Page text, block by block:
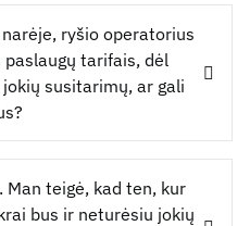
ryšio operatorius
tarifais, dėl
susitarimų, ar gali
teigė, kad ten, kur
bus ir neturėsiu jokių